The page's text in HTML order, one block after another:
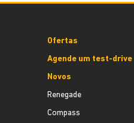
Ofertas
Agende um test-drive
Novos
Renegade
Compass